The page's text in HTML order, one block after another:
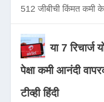
512 जीबीची किंमत
या 7 रिचार्ज
पेक्षा कमी आनंदी
टीव्ही हिंदी